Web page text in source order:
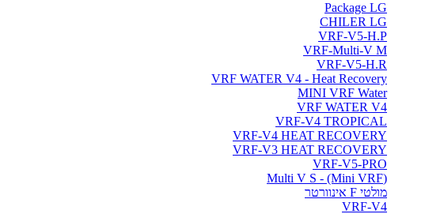
Package LG
CHILER LG
VRF-V5-H.P
VRF-Multi-V M
VRF-V5-H.R
VRF WATER V4 - Heat Recovery
MINI VRF Water
VRF WATER V4
VRF-V4 TROPICAL
VRF-V4 HEAT RECOVERY
VRF-V3 HEAT RECOVERY
VRF-V5-PRO
(Multi V S - (Mini VRF
מולטי F אינוורטר
VRF-V4